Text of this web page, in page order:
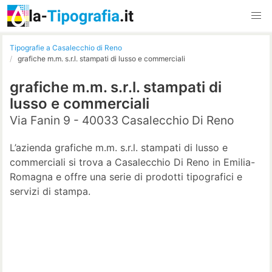
Tipografie a Casalecchio di Reno
grafiche m.m. s.r.l. stampati di lusso e commerciali
grafiche m.m. s.r.l. stampati di
lusso e commerciali
Via Fanin 9 - 40033 Casalecchio Di Reno
L’azienda grafiche m.m. s.r.l. stampati di lusso e
commerciali si trova a Casalecchio Di Reno in Emilia-
Romagna e offre una serie di prodotti tipografici e
servizi di stampa.